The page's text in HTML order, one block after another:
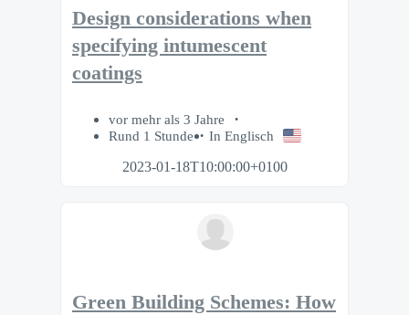
Design considerations when
specifying intumescent
coatings
vor mehr als 3 Jahre
Rund 1 Stunde
In Englisch
2023-01-18T10:00:00+0100
Green Building Schemes: How